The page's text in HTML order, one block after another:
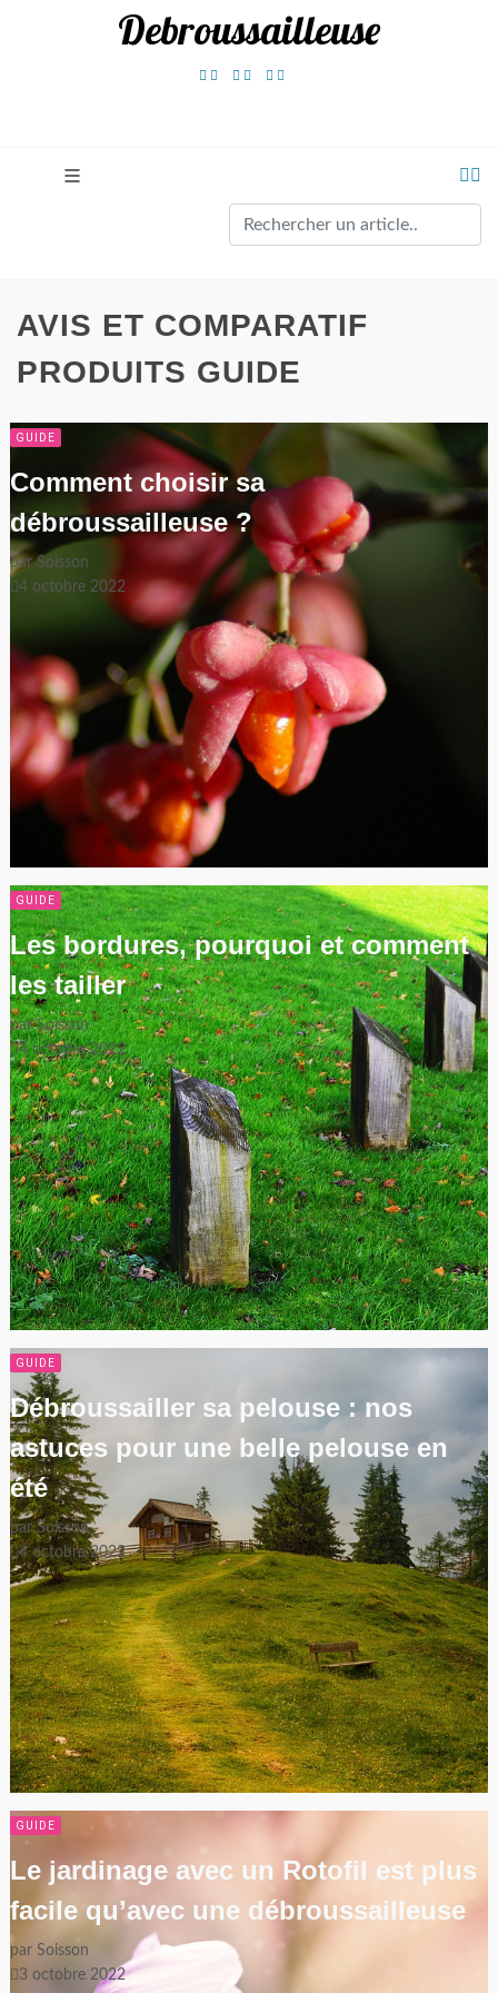
Debroussailleuse
AVIS ET COMPARATIF
PRODUITS GUIDE
GUIDE
Comment choisir sa
débroussailleuse ?
parSoisson
4 octobre 2022
GUIDE
Les bordures, pourquoi et comment
les tailler
parSoisson
4 octobre 2022
GUIDE
Débroussailler sa pelouse : nos
astuces pour une belle pelouse en
été
parSoisson
4 octobre 2022
GUIDE
Le jardinage avec un Rotofil est plus
facile qu’avec une débroussailleuse
par Soisson
3 octobre 2022